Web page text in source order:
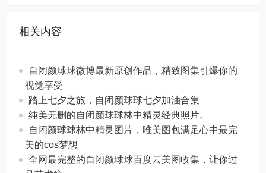
相关内容
自闭颜球球微博最新原创作品，精致图集引爆你的
视觉享受
踏上七夕之旅，自闭颜球球七夕加油合集
纯美无删的自闭颜球球林中精灵经典照片。
自闭颜球球林中精灵图片，唯美图包满足心中最完
美的cos梦想
全网最完整的自闭颜球球百度云美图收集，让你过